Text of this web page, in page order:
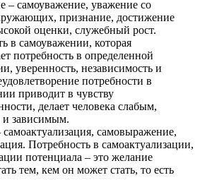
– самоуважение, уважение со
признание, достижение
оценки, служебный рост.
в самоуважении, которая
потребность в определенной
уверенность, независимость и
потребности в
приводит в чувству
делает человека слабым,
зависимым.
самовыражение,
Потребность в самоактуализации,
потенциала – это желание
тем, кем он может стать, то есть